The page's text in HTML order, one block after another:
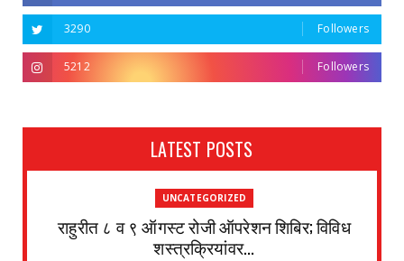
3290 Followers
5212 Followers
LATEST POSTS
UNCATEGORIZED
राहुरीत ८ व ९ ऑगस्ट रोजी ऑपरेशन शिबिर; विविध
शस्त्रक्रियांवर...